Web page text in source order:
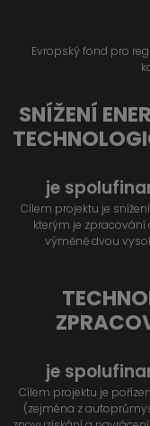
Evropský fond pro
SNÍŽENÍ
je
Cílem projektu je
kterým je
výměně dvou
je
Cílem projektu je
(zejména z